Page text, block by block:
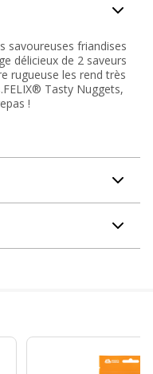
savoureuses friandises
délicieux de 2 saveurs
rugueuse les rend très
Tasty Nuggets,
!